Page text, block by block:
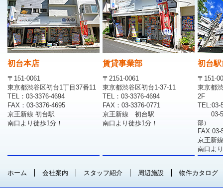
初台本店
〒151-0061
東京都渋谷区初台1丁目37番11
TEL：03-3376-4694
FAX：03-3376-4695
京王新線 初台駅
南口より徒歩1分！
賃貸事業部
〒2151-0061
東京都渋谷区初台1-37-11
TEL：03-3376-4694
FAX：03-3376-0771
京王新線 初台駅
南口より徒歩1分！
初台
〒151-
東京都
2F
TEL:03-
03-
部）
FAX:03-
京王新
南口よ
ホーム 会社案内 スタッフ紹介 周辺施設 物件カタログ